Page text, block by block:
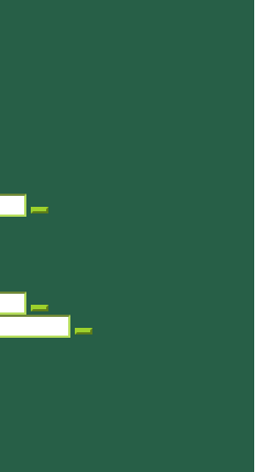
Suchen …
Suchen …
Suchen …